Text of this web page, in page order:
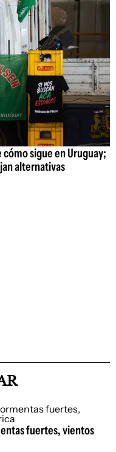
cómo sigue en Uruguay;
alternativas
fuertes, vientos